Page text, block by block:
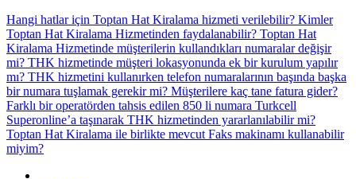
Hangi hatlar için Toptan Hat Kiralama hizmeti verilebilir? Kimler
Toptan Hat Kiralama Hizmetinden faydalanabilir? Toptan Hat
Kiralama Hizmetinde müşterilerin kullandıkları numaralar değişir
mi? THK hizmetinde müşteri lokasyonunda ek bir kurulum yapılır
mı? THK hizmetini kullanırken telefon numaralarının başında başka
bir numara tuşlamak gerekir mi? Müşterilere kaç tane fatura gider?
Farklı bir operatörden tahsis edilen 850 li numara Turkcell
Superonline’a taşınarak THK hizmetinden yararlanılabilir mi?
Toptan Hat Kiralama ile birlikte mevcut Faks makinamı kullanabilir
miyim?